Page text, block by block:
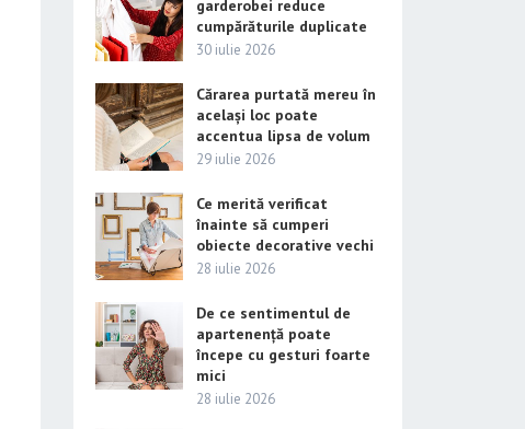
garderobei reduce
cumpărăturile duplicate
30 iulie 2026
Cărarea purtată mereu în
același loc poate
accentua lipsa de volum
29 iulie 2026
Ce merită verificat
înainte să cumperi
obiecte decorative vechi
28 iulie 2026
De ce sentimentul de
apartenență poate
începe cu gesturi foarte
mici
28 iulie 2026